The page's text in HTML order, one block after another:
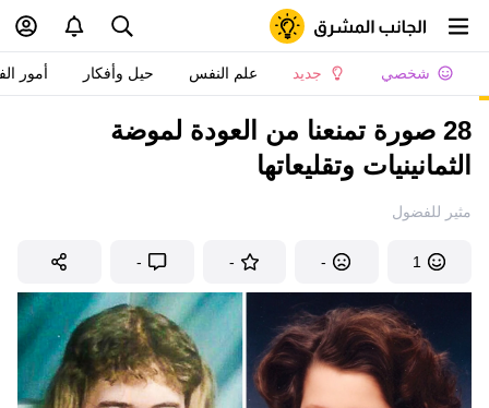
شخصي جديد علم النفس حيل وأفكار أمور
28 صورة تمنعنا من العودة لموضة
الثمانينيات وتقليعاتها
مثير للفضول
1
-
-
-